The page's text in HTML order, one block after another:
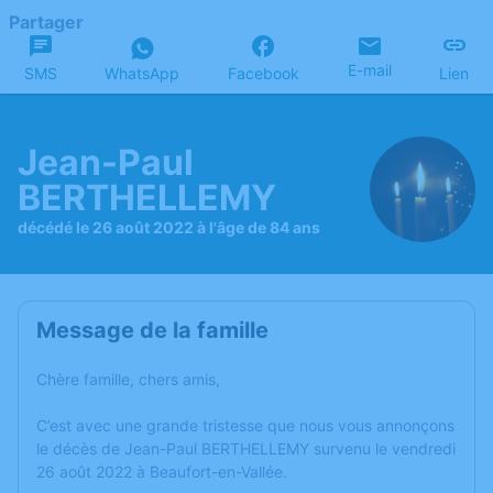
Partager
SMS WhatsApp Facebook E-mail Lien
Jean-Paul
BERTHELLEMY
décédé le 26 août 2022 à l'âge de 84 ans
Message de la famille
Chère famille, chers amis,
C’est avec une grande tristesse que nous vous annonçons
le décès de Jean-Paul BERTHELLEMY survenu le vendredi
26 août 2022 à Beaufort-en-Vallée.